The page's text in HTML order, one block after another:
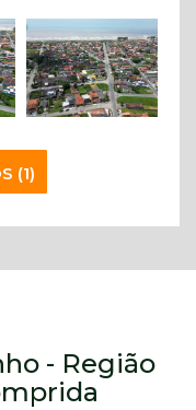
(1)
- Região